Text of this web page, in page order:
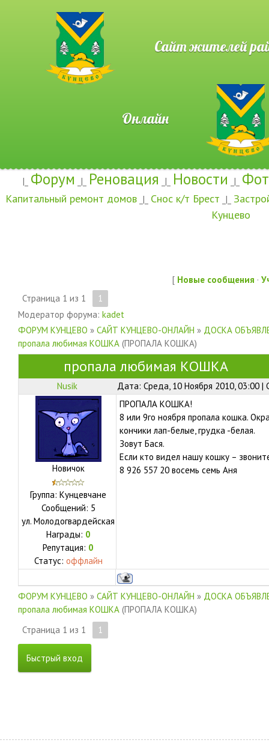
Сайт жителей
Онлайн
|_ Форум _|_ Реновация _|_ Новости _|_
Капитальный ремонт домов _|_ Снос к/т Брест _|_
Кунцево
[ Новые сообщения ·
Страница 1 из 1
1
Модератор форума: kadet
ФОРУМ КУНЦЕВО » САЙТ КУНЦЕВО-ОНЛАЙН » ДОСКА
пропала любимая КОШКА (ПРОПАЛА КОШКА)
пропала любимая КОШКА
Nusik Дата: Среда, 10 Ноября 2010, 03:00
Новичок
Группа: Кунцевчане
Сообщений: 5
ул. Молодогвардейская
Награды: 0
Репутация: 0
Статус: оффлайн
ПРОПАЛА КОШКА!
8 или 9го ноября пропала кошка.
кончики лап-белые, грудка -белая.
Зовут Бася.
Если кто видел нашу кошку –
8 926 557 20 восемь семь Аня
ФОРУМ КУНЦЕВО » САЙТ КУНЦЕВО-ОНЛАЙН » ДОСКА
пропала любимая КОШКА (ПРОПАЛА КОШКА)
Страница 1 из 1 1